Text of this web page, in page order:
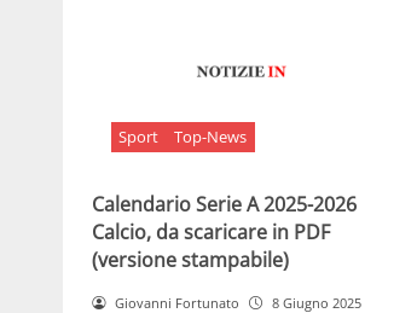
Sport Top-News
Calendario Serie A 2025-2026
Calcio, da scaricare in PDF
(versione stampabile)
Giovanni Fortunato 8 Giugno 2025